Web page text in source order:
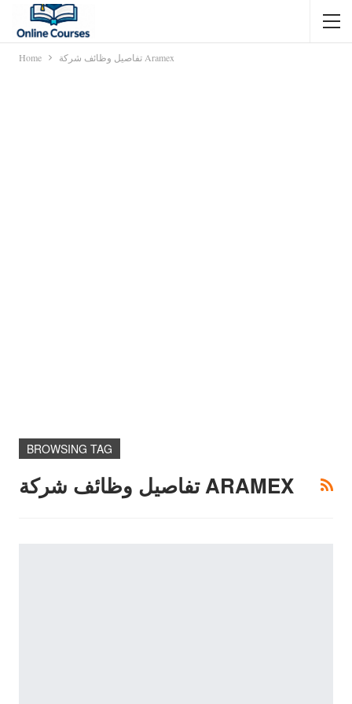
Home تفاصيل وظائف شركة Aramex
BROWSING TAG
تفاصيل وظائف شركة ARAMEX